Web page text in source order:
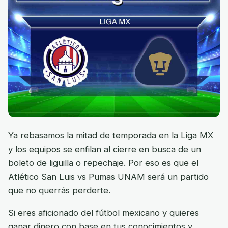
Ya rebasamos la mitad de temporada en la Liga MX
y los equipos se enfilan al cierre en busca de un
boleto de liguilla o repechaje. Por eso es que el
Atlético San Luis vs Pumas UNAM será un partido
que no querrás perderte.
Si eres aficionado del fútbol mexicano y quieres